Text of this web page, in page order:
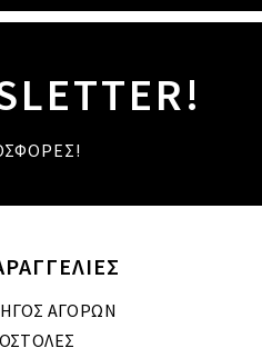
ΑΓΟΡΩΝ